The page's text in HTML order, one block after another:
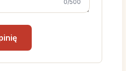
cały tydzień
finał wyprzedaży. W
publikuje nowe
promocyjne (np. pakiety
oraz udostępnia
0/500